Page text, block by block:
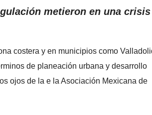
metieron en una
costera y en municipios como
de planeación urbana y desarrollo
ojos de la e la Asociación Mexicana de